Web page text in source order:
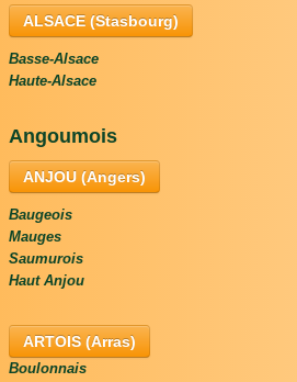
ALSACE (Stasbourg)
Basse-Alsace
Haute-Alsace
Angoumois
ANJOU (Angers)
Baugeois
Mauges
Saumurois
Haut Anjou
ARTOIS (Arras)
Boulonnais